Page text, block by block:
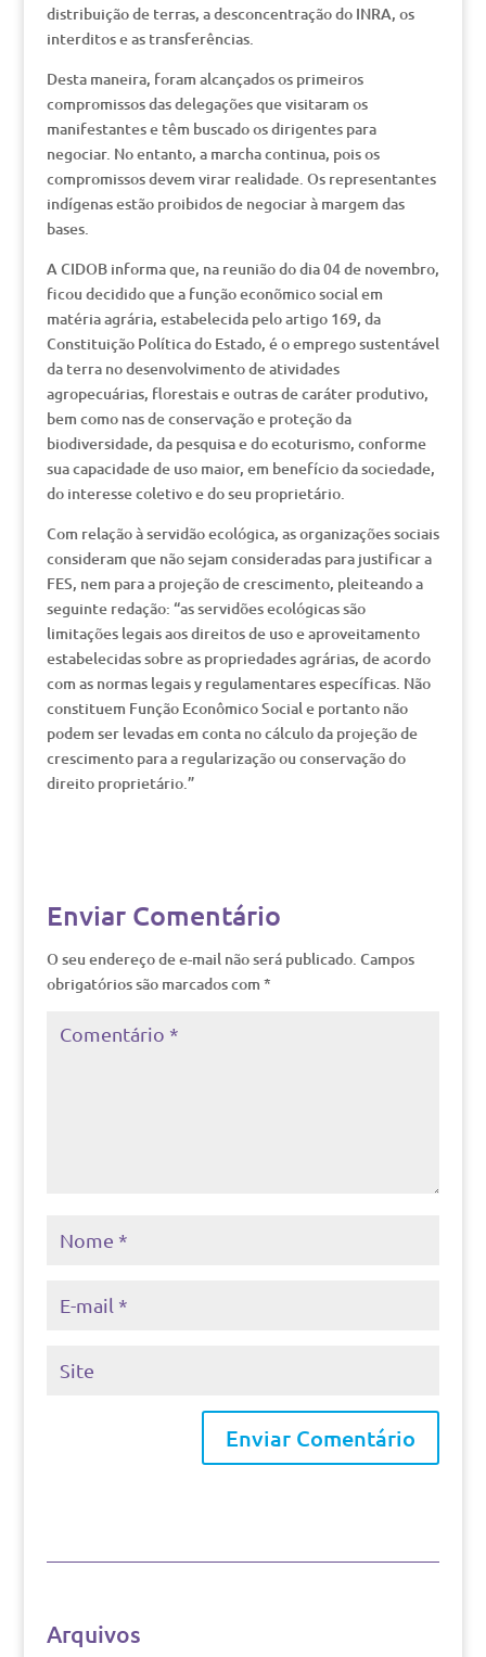
distribuição de terras, a desconcentração do INRA, os
interditos e as transferências.
Desta maneira, foram alcançados os primeiros
compromissos das delegações que visitaram os
manifestantes e têm buscado os dirigentes para
negociar. No entanto, a marcha continua, pois os
compromissos devem virar realidade. Os representantes
indígenas estão proibidos de negociar à margem das
bases.
A CIDOB informa que, na reunião do dia 04 de novembro,
ficou decidido que a função econõmico social em
matéria agrária, estabelecida pelo artigo 169, da
Constituição Política do Estado, é o emprego sustentável
da terra no desenvolvimento de atividades
agropecuárias, florestais e outras de caráter produtivo,
bem como nas de conservação e proteção da
biodiversidade, da pesquisa e do ecoturismo, conforme
sua capacidade de uso maior, em benefício da sociedade,
do interesse coletivo e do seu proprietário.
Com relação à servidão ecológica, as organizações sociais
consideram que não sejam consideradas para justificar a
FES, nem para a projeção de crescimento, pleiteando a
seguinte redação: “as servidões ecológicas são
limitações legais aos direitos de uso e aproveitamento
estabelecidas sobre as propriedades agrárias, de acordo
com as normas legais y regulamentares específicas. Não
constituem Função Econômico Social e portanto não
podem ser levadas em conta no cálculo da projeção de
crescimento para a regularização ou conservação do
direito proprietário.”
Enviar Comentário
O seu endereço de e-mail não será publicado. Campos
obrigatórios são marcados com *
Arquivos